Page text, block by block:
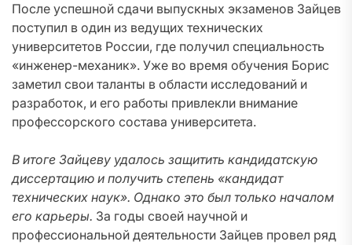
После успешной сдачи выпускных экзаменов Зайцев
поступил в один из ведущих технических
университетов России, где получил специальность
«инженер-механик». Уже во время обучения Борис
заметил свои таланты в области исследований и
разработок, и его работы привлекли внимание
профессорского состава университета.
В итоге Зайцеву удалось защитить кандидатскую
диссертацию и получить степень «кандидат
технических наук». Однако это был только началом
его карьеры. За годы своей научной и
профессиональной деятельности Зайцев провел ряд